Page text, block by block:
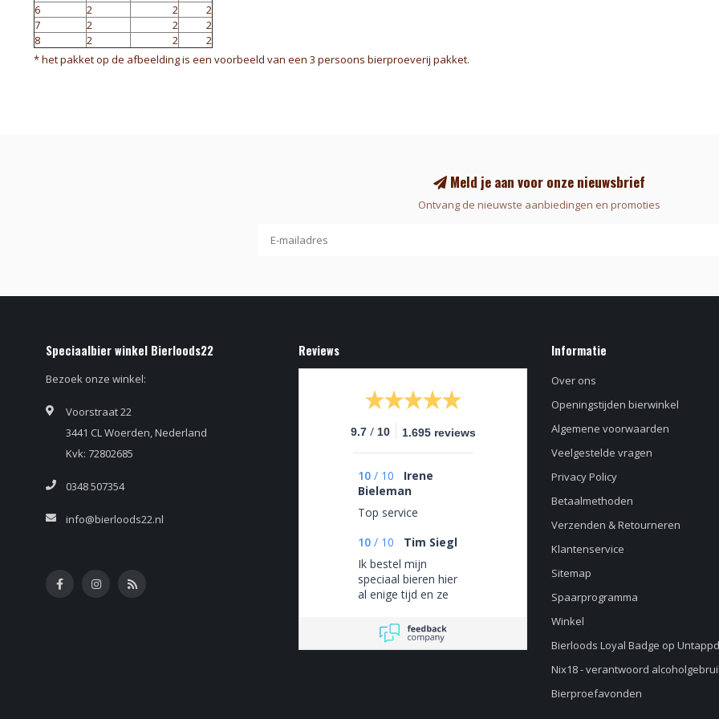
6
2 2
2
7
2 2
2
8
2 2
2
* het pakket op de afbeelding is een voorbeeld van een 3 persoons bierproeverij pakket.
Meld je aan voor onze nieuwsbrief
Ontvang de nieuwste aanbiedingen en promoties
Speciaalbier winkel Bierloods22
Bezoek onze winkel:
Voorstraat 22
3441 CL Woerden, Nederland
Kvk: 72802685
0348 507354
info@bierloods22.nl
Reviews
9.7 / 10 1.695 reviews
10 / 10
Irene
Bieleman
Top service
10 / 10
Tim Siegl
Ik bestel mijn
speciaal bieren hier
al enige tijd en ze
Altijd super kwaliteit
en top levering. Ik
kan iedereen
Informatie
Over ons
Openingstijden bierwinkel
Algemene voorwaarden
Veelgestelde vragen
Privacy Policy
Betaalmethoden
Verzenden & Retourneren
Klantenservice
Sitemap
Spaarprogramma
Winkel
Bierloods Loyal Badge op Untappd
Nix18 - verantwoord
Bierproefavonden